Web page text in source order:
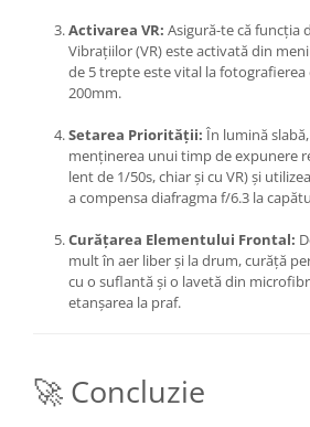
Activarea VR: Asigură-te că funcția
Vibrațiilor (VR) este activată din
de 5 trepte este vital la fotografierea
200mm.
Setarea Priorității: În lumină
menținerea unui timp de expunere
lent de 1/50s, chiar și cu VR) și
a compensa diafragma f/6.3 la
Curățarea Elementului Frontal:
mult în aer liber și la drum, curăță
cu o suflantă și o lavetă din
etanșarea la praf.
🚀 Concluzie